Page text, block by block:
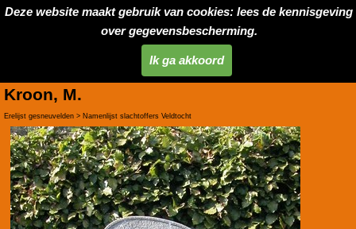
Deze website maakt gebruik van cookies: lees de kennisgeving
over gegevensbescherming.
Ik ga akkoord
Kroon, M.
Erelijst gesneuvelden > Namenlijst slachtoffers Veldtocht